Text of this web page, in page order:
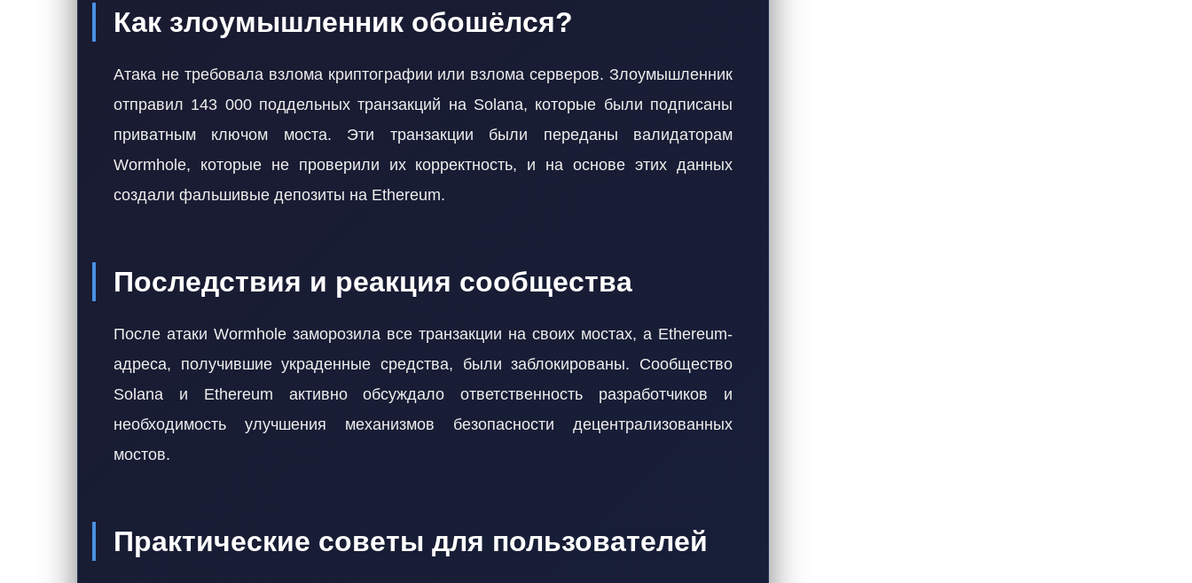
Как злоумышленник обошёлся?
Атака не требовала взлома криптографии или взлома серверов. Злоумышленник
отправил 143 000 поддельных транзакций на Solana, которые были подписаны
приватным ключом моста. Эти транзакции были переданы валидаторам
Wormhole, которые не проверили их корректность, и на основе этих данных
создали фальшивые депозиты на Ethereum.
Последствия и реакция сообщества
После атаки Wormhole заморозила все транзакции на своих мостах, а Ethereum-
адреса, получившие украденные средства, были заблокированы. Сообщество
Solana и Ethereum активно обсуждало ответственность разработчиков и
необходимость улучшения механизмов безопасности децентрализованных
мостов.
Практические советы для пользователей